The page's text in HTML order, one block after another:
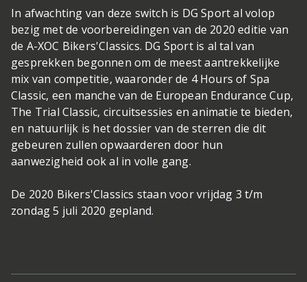
In afwachting van deze switch is DG Sport al volop
bezig met de voorbereidingen van de 2020 editie van
de A-XOC Bikers'Classics. DG Sport is al tal van
gesprekken begonnen om de meest aantrekkelijke
mix van competitie, waaronder de 4 Hours of Spa
Classic, een manche van de European Endurance Cup,
The Trial Classic, circuitsessies en animatie te bieden,
en natuurlijk is het dossier van de sterren die dit
gebeuren zullen opwaarderen door hun
aanwezigheid ook al in volle gang.
De 2020 Bikers'Classics staan voor vrijdag 3 t/m
zondag 5 juli 2020 gepland.